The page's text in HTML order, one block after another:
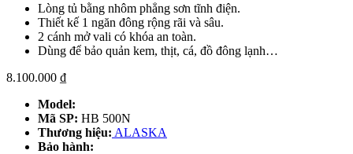
Lòng tủ bằng nhôm phẳng sơn tĩnh điện.
Thiết kế 1 ngăn đông rộng rãi và sâu.
2 cánh mở vali có khóa an toàn.
Dùng để bảo quản kem, thịt, cá, đồ đông lạnh…
8.100.000 ₫
Model:
Mã SP: HB 500N
Thương hiệu: ALASKA
Bảo hành: